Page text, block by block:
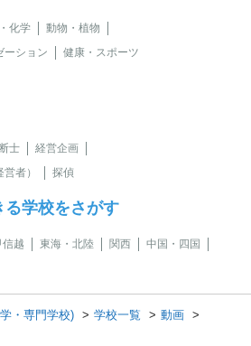
化学
動物・植物
ーション
健康・スポーツ
士
経営企画
者）
探偵
る学校をさがす
信越 東海・北陸 関西
中国・四国
・専門学校) 学校一覧
動画